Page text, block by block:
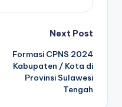
Next Post
Formasi CPNS 2024
Kabupaten / Kota di
Provinsi Sulawesi
Tengah